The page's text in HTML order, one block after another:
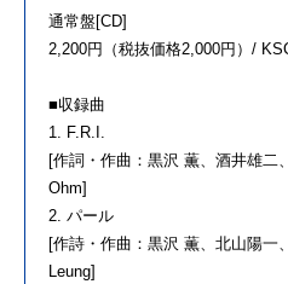
通常盤[CD]
2,200円（税抜価格2,000円）/
■収録曲
1. F.R.I.
[作詞・作曲：黒沢 薫、酒井雄
Ohm]
2. パール
[作詩・作曲：黒沢 薫、北山陽
Leung]